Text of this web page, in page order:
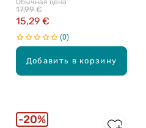
Добавить в корзину
набор накладных ресниц,
30шт.
Обычная цена
15,29 €
17,99 €
0
20%